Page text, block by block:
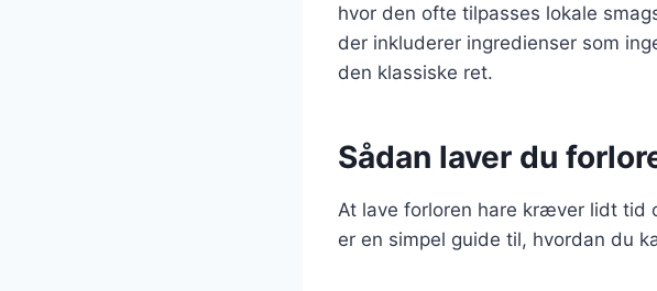
hvor den ofte tilpasses lokale
der inkluderer ingredienser som
den klassiske ret.
Sådan laver du
At lave forloren hare kræver lidt tid
er en simpel guide til, hvordan du